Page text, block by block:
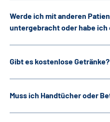
Werde ich mit anderen
untergebracht oder habe ich
Gibt es kostenlose Getränke?
Muss ich Handtücher oder